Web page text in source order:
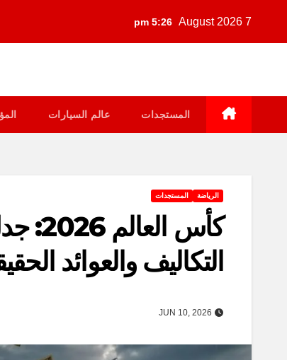
7 August 2026
5:26 pm
المستجدات عالم السيارات
الرياضة المستجدات
كأس
التكاليف والعوائد
JUN 10, 2026